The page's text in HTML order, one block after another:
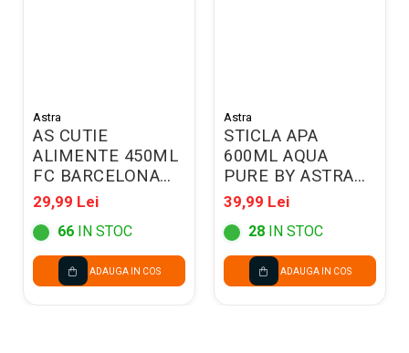
Astra
AS CUTIE
ALIMENTE 450ML
FC BARCELONA
511025015
29,99 Lei
66 IN STOC
ADAUGA IN COS
Astra
STICLA APA
600ML AQUA
PURE BY ASTRA
PINK/MINT
511025017
39,99 Lei
28 IN STOC
ADAUGA IN COS